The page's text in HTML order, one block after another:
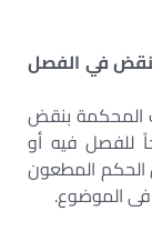
النقض في الفصل
المحكمة بنقض
للفصل فيه أو
الحكم المطعون
الموضوع.